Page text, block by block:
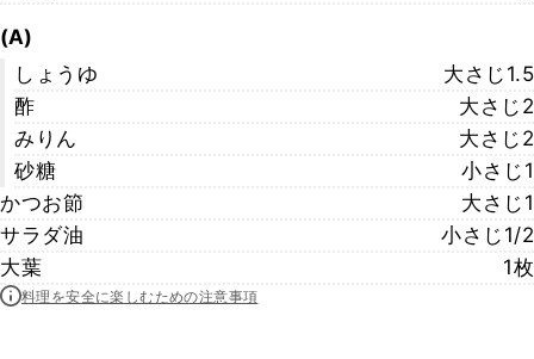
(A)
しょうゆ
大さじ1.5
酢
大さじ2
みりん
大さじ2
砂糖
小さじ1
かつお節
大さじ1
サラダ油
小さじ1/2
大葉
1枚
料理を安全に楽しむための注意事項